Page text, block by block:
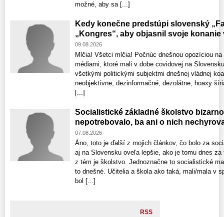
možné, aby sa [...]
Kedy konečne predstúpi slovenský
„Kongres“, aby objasnil svoje
09.08.2026
Mlčia! Všetci mlčia! Počnúc dnešnou opozíciou
médiami, ktoré mali v dobe covidovej na
všetkými politickými subjektmi dnešnej vládnej
neobjektívne, dezinformačné, dezolátne, hoaxy
[...]
Socialistické základné školstvo
nepotrebovalo, ba ani o nich
07.08.2026
Áno, toto je ďalší z mojich článkov, čo bolo za
aj na Slovensku oveľa lepšie, ako je tomu dnes
z tém je školstvo. Jednoznačne to socialistické
to dnešné. Učitelia a škola ako taká, mali/mala v
bol [...]
RSS